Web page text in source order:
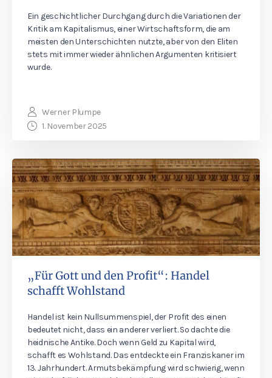
Ein geschichtlicher Durchgang durch die Variationen der
Kritik am Kapitalismus, einer Wirtschaftsform, die am
meisten den Unterschichten nutzte, aber von den Eliten
stets mit immer wieder ähnlichen Argumenten kritisiert
wurde.
Werner Plumpe
1. November 2025
„Für Gott und den Profit“: Handel
schafft Wohlstand
Handel ist kein Nullsummenspiel, der Profit des einen
bedeutet nicht, dass ein anderer verliert. So dachte die
heidnische Antike. Doch wenn Geld zu Kapital wird,
schafft es Wohlstand. Das entdeckte ein Franziskaner im
13. Jahrhundert. Armutsbekämpfung wird schwierig, wenn